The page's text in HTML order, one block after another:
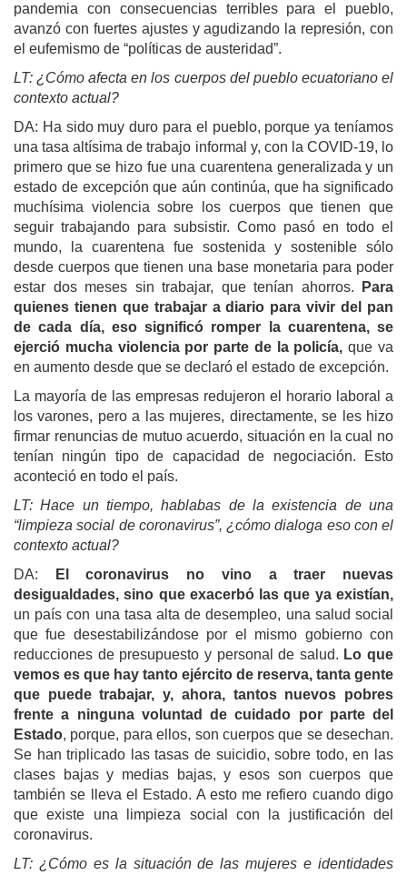
pandemia con consecuencias terribles para el pueblo,
avanzó con fuertes ajustes y agudizando la represión, con
el eufemismo de “políticas de austeridad”.
LT: ¿Cómo afecta en los cuerpos del pueblo ecuatoriano el
contexto actual?
DA: Ha sido muy duro para el pueblo, porque ya teníamos
una tasa altísima de trabajo informal y, con la COVID-19, lo
primero que se hizo fue una cuarentena generalizada y un
estado de excepción que aún continúa, que ha significado
muchísima violencia sobre los cuerpos que tienen que
seguir trabajando para subsistir. Como pasó en todo el
mundo, la cuarentena fue sostenida y sostenible sólo
desde cuerpos que tienen una base monetaria para poder
estar dos meses sin trabajar, que tenían ahorros.
Para
quienes tienen que trabajar a diario para vivir del pan
de cada día, eso significó romper la cuarentena, se
ejerció mucha violencia por parte de la policía,que va
en aumento desde que se declaró el estado de excepción.
La mayoría de las empresas redujeron el horario laboral a
los varones, pero a las mujeres, directamente, se les hizo
firmar renuncias de mutuo acuerdo, situación en la cual no
tenían ningún tipo de capacidad de negociación. Esto
aconteció en todo el país.
LT: Hace un tiempo, hablabas de la existencia de una
“limpieza social de coronavirus”, ¿cómo dialoga eso con el
contexto actual?
DA:
El coronavirus no vino a traer nuevas
desigualdades, sino que exacerbó las que ya existían,
un país con una tasa alta de desempleo, una salud social
que fue desestabilizándose por el mismo gobierno con
reducciones de presupuesto y personal de salud. Lo que
vemos es que hay tanto ejército de reserva, tanta gente
que puede trabajar, y, ahora, tantos nuevos pobres
frente a ninguna voluntad de cuidado por parte del
Estado, porque, para ellos, son cuerpos que se desechan.
Se han triplicado las tasas de suicidio, sobre todo, en las
clases bajas y medias bajas, y esos son cuerpos que
también se lleva el Estado. A esto me refiero cuando digo
que existe una limpieza social con la justificación del
coronavirus.
LT: ¿Cómo es la situación de las mujeres e identidades